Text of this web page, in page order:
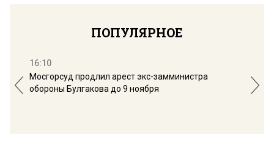
ПОПУЛЯРНОЕ
16:10
Мосгорсуд продлил арест экс-замминистра
обороны Булгакова до 9 ноября